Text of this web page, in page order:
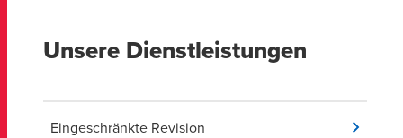
Unsere Dienstleistungen
Eingeschränkte Revision